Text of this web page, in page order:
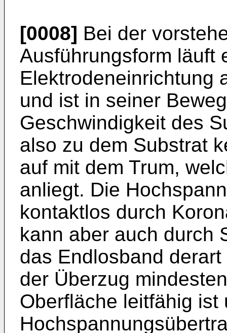
[0008] Bei der
Ausführungs­form läuft
Elektrodeneinrichtung
und ist in seiner
Geschwindigkeit des
also zu dem Substrat
auf mit dem Trum,
anliegt. Die
kontaktlos durch
kann aber auch durch
das Endlosband
der Überzug
Oberfläche leitfähig ist